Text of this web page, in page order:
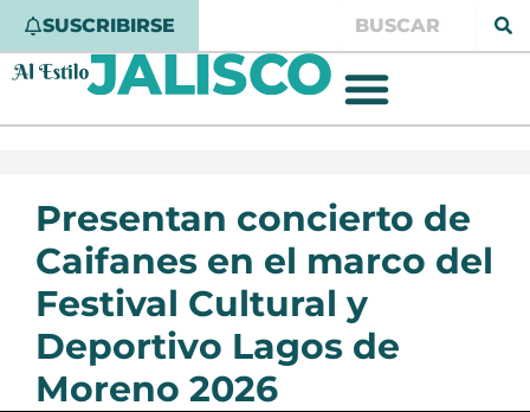
contenido
SUSCRIBIRSE
Presentan concierto de
Caifanes en el marco del
Festival Cultural y
Deportivo Lagos de
Moreno 2026